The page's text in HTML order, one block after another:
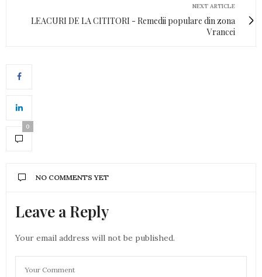
NEXT ARTICLE
LEACURI DE LA CITITORI - Remedii populare din zona
Vrancei
0
NO COMMENTS YET
Leave a Reply
Your email address will not be published.